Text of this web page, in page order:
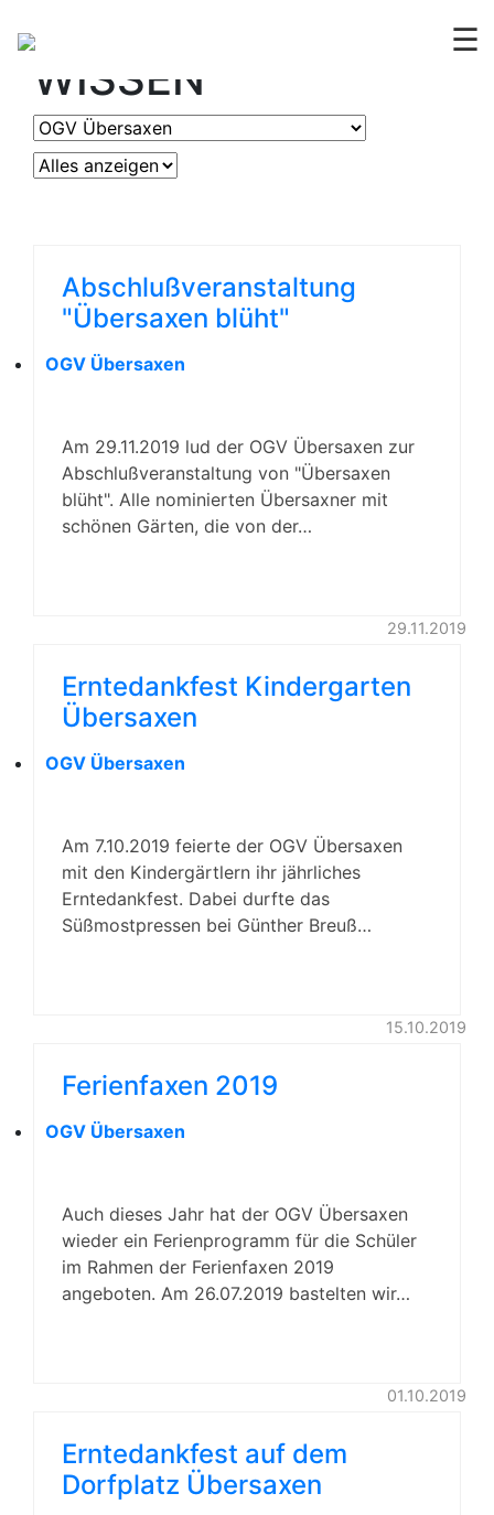
☰
OGV
WISSEN
Abschlußveranstaltung
"Übersaxen blüht"
OGV Übersaxen
Am 29.11.2019 lud der OGV Übersaxen zur
Abschlußveranstaltung von "Übersaxen
blüht". Alle nominierten Übersaxner mit
schönen Gärten, die von der…
29.11.2019
Erntedankfest Kindergarten
Übersaxen
OGV Übersaxen
Am 7.10.2019 feierte der OGV Übersaxen
mit den Kindergärtlern ihr jährliches
Erntedankfest. Dabei durfte das
Süßmostpressen bei Günther Breuß…
15.10.2019
Ferienfaxen 2019
OGV Übersaxen
Auch dieses Jahr hat der OGV Übersaxen
wieder ein Ferienprogramm für die Schüler
im Rahmen der Ferienfaxen 2019
angeboten. Am 26.07.2019 bastelten wir…
01.10.2019
Erntedankfest auf dem
Dorfplatz Übersaxen